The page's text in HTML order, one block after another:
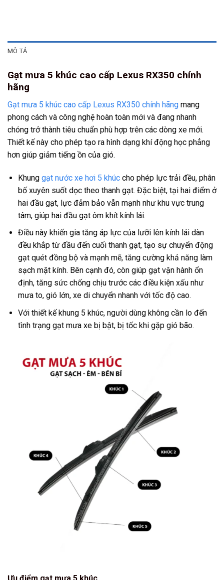
MÔ TẢ
Gạt mưa 5 khúc cao cấp Lexus RX350 chính
hãng
Gạt mưa 5 khúc cao cấp Lexus RX350 chính hãng mang
phong cách và công nghệ hoàn toàn mới và đang nhanh
chóng trở thành tiêu chuẩn phù hợp trên các dòng xe mới.
Thiết kế này cho phép tạo ra hình dạng khí động học phẳng
hơn giúp giảm tiếng ồn của gió.
Khung gạt nước xe hơi 5 khúccho phép lực trải đều, phân
bố xuyên suốt dọc theo thanh gạt. Đặc biệt, tại hai điểm ở
hai đầu gạt, lực đảm bảo vẫn mạnh như khu vực trung
tâm, giúp hai đầu gạt ôm khít kính lái.
Điều này khiến gia tăng áp lực của lưỡi lên kính lái dàn
đều khắp từ đầu đến cuối thanh gạt, tạo sự chuyển động
gạt quét đồng bộ và mạnh mẽ, tăng cường khả năng làm
sạch mặt kính. Bên cạnh đó, còn giúp gạt vận hành ổn
định, tăng sức chống chịu trước các điều kiện xấu như
mưa to, gió lớn, xe di chuyển nhanh với tốc độ cao.
Với thiết kế khung 5 khúc, người dùng không cần lo đến
tình trạng gạt mưa xe bị bật, bị tốc khi gặp gió bão.